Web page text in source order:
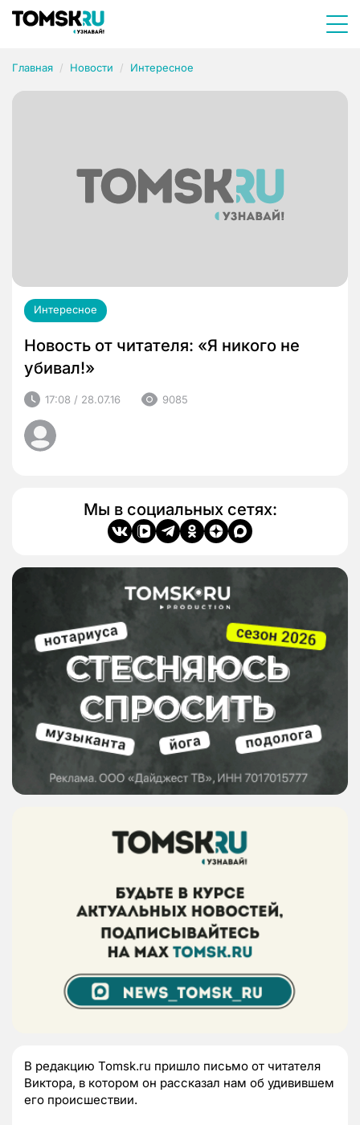
Главная Новости Интересное
Интересное
Новость от читателя: «Я никого не
убивал!»
17:08 / 28.07.16 9085
Мы в социальных сетях:
В редакцию Tomsk.ru пришло письмо от читателя
Виктора, в котором он рассказал нам об удивившем
его происшествии.